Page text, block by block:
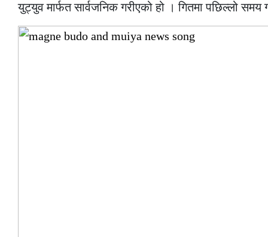
युट्युव मार्फत सार्वजनिक गरीएको हो । गितमा पछिल्लो